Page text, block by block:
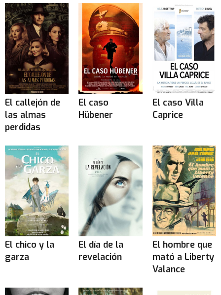
El callejón de
las almas
perdidas
El caso
Hübener
El caso Villa
Caprice
El chico y la
garza
El día de la
revelación
El hombre que
mató a Liberty
Valance